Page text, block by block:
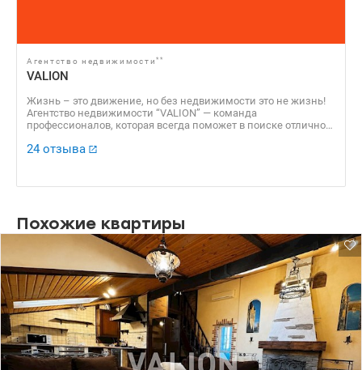
Агентство недвижимости **
VALION
Жизнь – это движение, но без недвижимости это не жизнь!
Агентство недвижимости “VALION” — команда
профессионалов, которая всегда поможет в поиске отличного
Вашу недвижимость по самой выгодной стоимости! Наше АН
прогрессивных агентств недвижимости столицы. Наша
положительных отзывов. Доказательной базой нашей
успешности являются также многочисленные награды,
среди которых “ЗА профессионализм 2016”, “Лучшие
риэлторские компании Украины 2016”, “Лучший Web ресурс
риэлторской компании 2016”, VІІ Национальный рейтинг
“Лучшие риэлторские компании 2013” и многие другие.
24 отзыва
Похожие квартиры